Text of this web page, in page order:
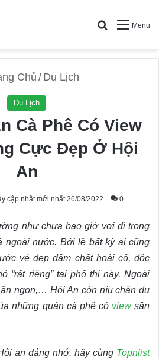
Menu
Search for
Chủ/ Du Lịch
Du Lịch
Cà Phê Có View
Cực Đẹp Ở Hội
An
cập nhật mới nhất 26/08/2022 0
như chưa bao giờ vơi đi trong
ngoài nước. Bởi lẽ bất kỳ ai cũng
vẻ đẹp đậm chất hoài cổ, độc
“rất riêng” tại phố thị này. Ngoài
ngon,… Hội An còn níu chân du
những quán cà phê có viewsân
an đáng nhớ, hãy cùng Topnlist